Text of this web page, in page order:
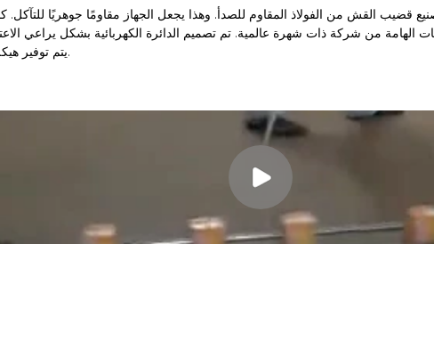
3. يتم توفير هيكل ميكانيكي محسن من أجل المتانة وسهولة الصيانة.